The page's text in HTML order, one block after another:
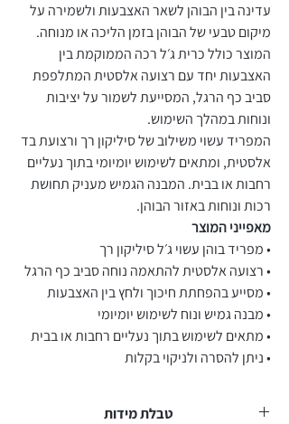
עדינה בין הבוהן לשאר האצבעות ולשמירה על
מיקום טבעי של הבוהן בזמן הליכה או מנוחה.
המוצר כולל כרית ג׳ל רכה הממוקמת בין
האצבעות יחד עם רצועה אלסטית המתלפפת
סביב כף הרגל, המסייעת לשמור על יציבות
ונוחות במהלך השימוש.
המפריד עשוי משילוב של סיליקון רך ורצועת בד
אלסטית, ומתאים לשימוש יומיומי בתוך נעליים
רחבות או בבית. המבנה הגמיש מעניק תחושת
רכות ונוחות באזור הבוהן.
מאפייני המוצר
• מפריד בוהן עשוי ג׳ל סיליקון רך
• רצועה אלסטית להתאמה נוחה סביב כף הרגל
• מסייע בהפחתת חיכוך ולחץ בין האצבעות
• מבנה גמיש ונוח לשימוש יומיומי
• מתאים לשימוש בתוך נעליים רחבות או בבית
• ניתן להסרה ולניקוי בקלות
טבלת מידות